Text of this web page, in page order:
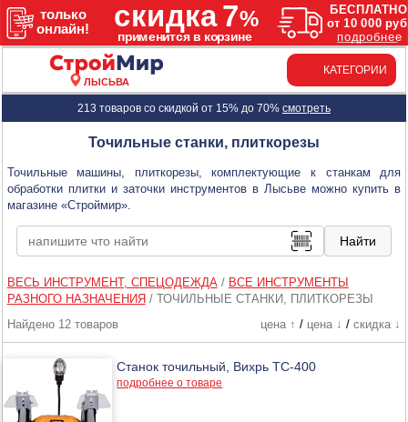
ЛЫСЬВА
КАТЕГОРИИ
213 товаров со скидкой от 15% до 70% смотреть
Точильные станки, плиткорезы
Точильные машины, плиткорезы, комплектующие к станкам для
обработки плитки и заточки инструментов в Лысьве можно купить в
магазине «Строймир».
ВЕСЬ ИНСТРУМЕНТ, СПЕЦОДЕЖДА/ ВСЕ ИНСТРУМЕНТЫ
РАЗНОГО НАЗНАЧЕНИЯ / ТОЧИЛЬНЫЕ СТАНКИ, ПЛИТКОРЕЗЫ
Найдено 12 товаров
цена ↑ / цена ↓ / скидка ↓
Станок точильный, Вихрь ТС-400
подробнее о товаре